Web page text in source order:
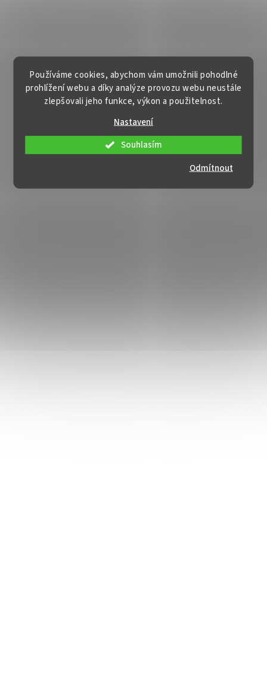
Používáme cookies, abychom vám umožnili pohodlné
prohlížení webu a díky analýze provozu webu neustále
zlepšovali jeho funkce, výkon a použitelnost.
Nastavení
Odmítnout
Souhlasím